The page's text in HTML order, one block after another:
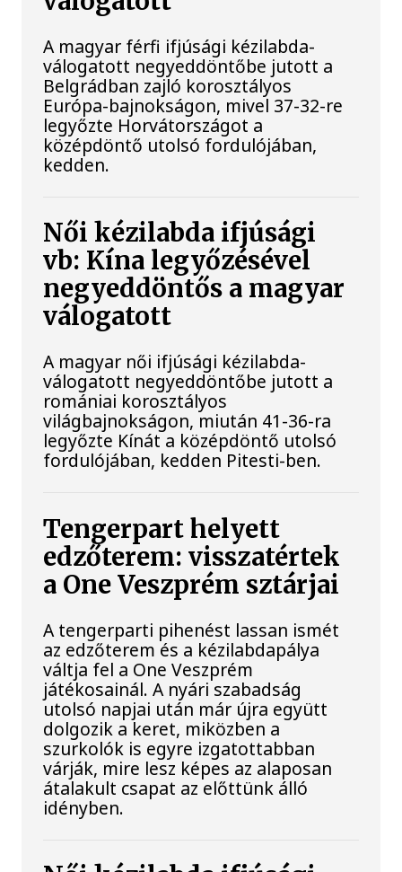
A magyar férfi ifjúsági kézilabda-
válogatott negyeddöntőbe jutott a
Belgrádban zajló korosztályos
Európa-bajnokságon, mivel 37-32-re
legyőzte Horvátországot a
középdöntő utolsó fordulójában,
kedden.
Női kézilabda ifjúsági
vb: Kína legyőzésével
negyeddöntős a magyar
válogatott
A magyar női ifjúsági kézilabda-
válogatott negyeddöntőbe jutott a
romániai korosztályos
világbajnokságon, miután 41-36-ra
legyőzte Kínát a középdöntő utolsó
fordulójában, kedden Pitesti-ben.
Tengerpart helyett
edzőterem: visszatértek
a One Veszprém sztárjai
A tengerparti pihenést lassan ismét
az edzőterem és a kézilabdapálya
váltja fel a One Veszprém
játékosainál. A nyári szabadság
utolsó napjai után már újra együtt
dolgozik a keret, miközben a
szurkolók is egyre izgatottabban
várják, mire lesz képes az alaposan
átalakult csapat az előttünk álló
idényben.